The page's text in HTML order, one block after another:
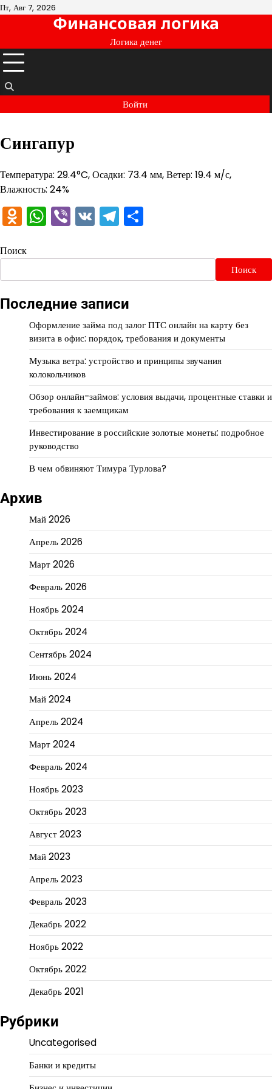
Перейти
Пт, Авг 7, 2026
Финансовая логика
Логика денег
Войти
Сингапур
Температура: 29.4°C, Осадки: 73.4 мм, Ветер: 19.4 м/с,
Влажность: 24%
Odnoklassniki
WhatsApp
Viber
VKTelegram
Поиск
Поиск
Последние записи
Оформление займа под залог ПТС онлайн на карту без
визита в офис: порядок, требования и документы
Музыка ветра: устройство и принципы звучания
колокольчиков
Обзор онлайн-займов: условия выдачи, процентные ставки и
требования к заемщикам
Инвестирование в российские золотые монеты: подробное
руководство
В чем обвиняют Тимура Турлова?
Архив
Май 2026
Апрель 2026
Март 2026
Февраль 2026
Ноябрь 2024
Октябрь 2024
Сентябрь 2024
Июнь 2024
Май 2024
Апрель 2024
Март 2024
Февраль 2024
Ноябрь 2023
Октябрь 2023
Август 2023
Май 2023
Апрель 2023
Февраль 2023
Декабрь 2022
Ноябрь 2022
Октябрь 2022
Декабрь 2021
Рубрики
Uncategorised
Банки и кредиты